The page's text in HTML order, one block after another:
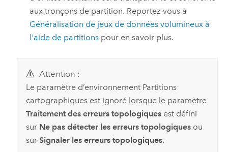
aux tronçons de partition. Reportez-vous à
Généralisation de jeux de données volumineux à
l'aide de partitions pour en savoir plus.
Attention :
Le paramètre d’environnement Partitions
cartographiques est ignoré lorsque le paramètre
Traitement des erreurs topologiques est défini
sur Ne pas détecter les erreurs topologiques ou
surSignaler les erreurs topologiques.